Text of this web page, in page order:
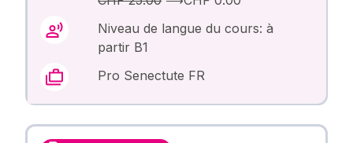
Niveau de langue du cours: à
partir B1
Pro Senectute FR